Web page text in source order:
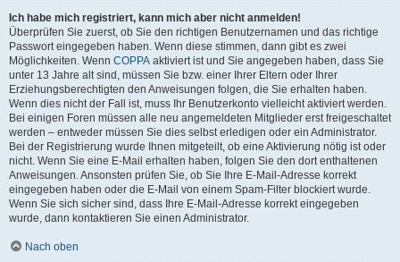
Ich habe mich registriert, kann mich aber nicht anmelden!
Überprüfen Sie zuerst, ob Sie den richtigen Benutzernamen und das richtige
Passwort eingegeben haben. Wenn diese stimmen, dann gibt es zwei
Möglichkeiten. Wenn COPPA aktiviert ist und Sie angegeben haben, dass Sie
unter 13 Jahre alt sind, müssen Sie bzw. einer Ihrer Eltern oder Ihrer
Erziehungsberechtigten den Anweisungen folgen, die Sie erhalten haben.
Wenn dies nicht der Fall ist, muss Ihr Benutzerkonto vielleicht aktiviert werden.
Bei einigen Foren müssen alle neu angemeldeten Mitglieder erst freigeschaltet
werden – entweder müssen Sie dies selbst erledigen oder ein Administrator.
Bei der Registrierung wurde Ihnen mitgeteilt, ob eine Aktivierung nötig ist oder
nicht. Wenn Sie eine E-Mail erhalten haben, folgen Sie den dort enthaltenen
Anweisungen. Ansonsten prüfen Sie, ob Sie Ihre E-Mail-Adresse korrekt
eingegeben haben oder die E-Mail von einem Spam-Filter blockiert wurde.
Wenn Sie sich sicher sind, dass Ihre E-Mail-Adresse korrekt eingegeben
wurde, dann kontaktieren Sie einen Administrator.
Nach oben